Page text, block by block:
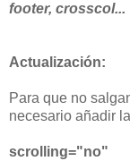
footer, crosscol...
Actualización:
Para que no
necesario añadir
scrolling="no"